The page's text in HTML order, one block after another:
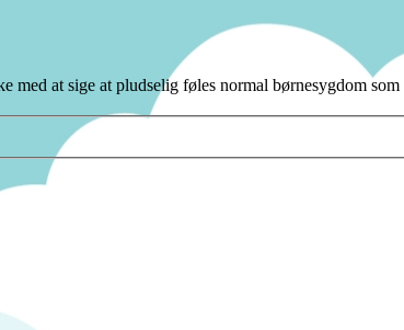
at sige at pludselig føles normal børnesygdom